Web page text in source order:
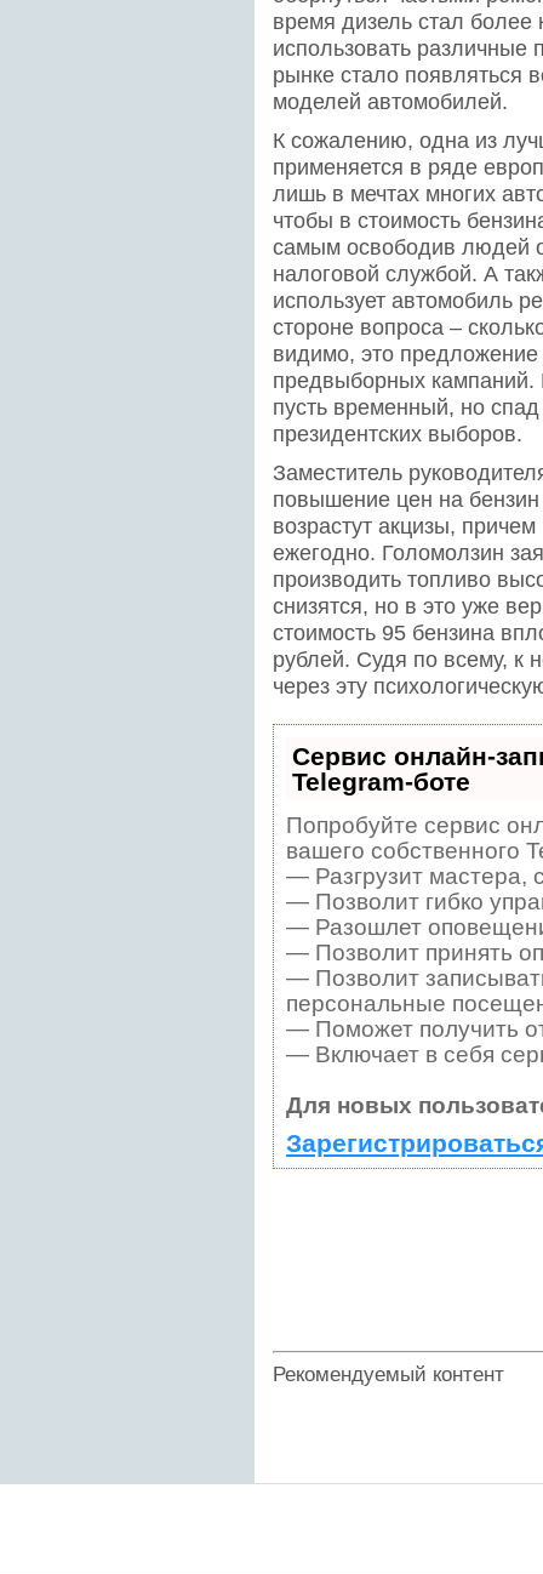
время дизель стал более
использовать различные
рынке стало появляться
моделей автомобилей.
К сожалению, одна из
применяется в ряде
лишь в мечтах многих
чтобы в стоимость
самым освободив людей
налоговой службой. А
использует автомобиль
стороне вопроса –
видимо, это предложение
предвыборных кампаний.
пусть временный, но
президентских выборов.
Заместитель
повышение цен на
возрастут акцизы,
ежегодно. Голомолзин
производить топливо
снизятся, но в это уже
стоимость 95 бензина
рублей. Судя по всему, к
через эту
Сервис онлайн-
Telegram-боте
Попробуйте сервис
вашего собственного
— Разгрузит мастера,
— Позволит гибко
— Разошлет
— Позволит принять
— Позволит
персональные
— Поможет получить
— Включает в себя
Для новых
Рекомендуемый контент